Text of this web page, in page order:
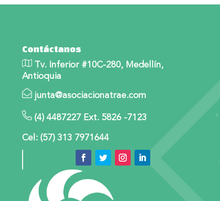
Contáctanos
Tv. Inferior #10C-280, Medellín,
Antioquia
junta@asociacionatrae.com
(4) 4487227 Ext. 5826 -7123
Cel: (57) 313 7971644